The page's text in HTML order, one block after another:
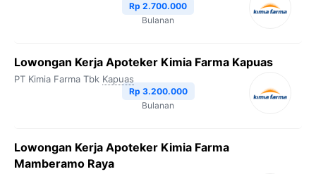
Rp 2.700.000
Bulanan
Lowongan Kerja Apoteker Kimia Farma Kapuas
PT Kimia Farma Tbk Kapuas
Rp 3.200.000
Bulanan
Lowongan Kerja Apoteker Kimia Farma
Mamberamo Raya